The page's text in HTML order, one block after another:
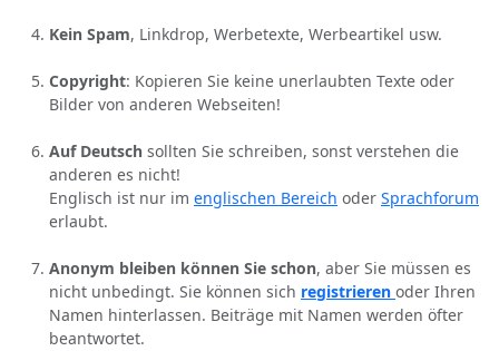
Kein Spam, Linkdrop, Werbetexte, Werbeartikel usw.
Copyright: Kopieren Sie keine unerlaubten Texte oder
Bilder von anderen Webseiten!
Auf Deutsch sollten Sie schreiben, sonst verstehen die
anderen es nicht!
Englisch ist nur im englischen Bereich oder Sprachforum
erlaubt.
Anonym bleiben können Sie schon, aber Sie müssen es
nicht unbedingt. Sie können sich registrieren oder Ihren
Namen hinterlassen. Beiträge mit Namen werden öfter
beantwortet.